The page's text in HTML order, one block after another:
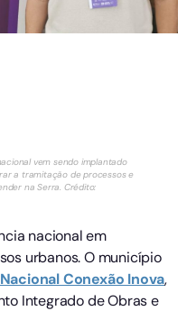
vem sendo implantado
a tramitação de processos e
na Serra. Crédito:
nacional em
urbanos. O município
Conexão Inova,
Integrado de Obras e